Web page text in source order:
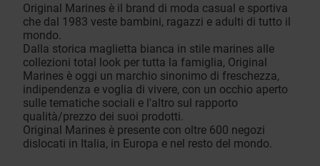
Original Marines è il brand di moda casual e sportiva
che dal 1983 veste bambini, ragazzi e adulti di tutto il
mondo.
Dalla storica maglietta bianca in stile marines alle
collezioni total look per tutta la famiglia, Original
Marines è oggi un marchio sinonimo di freschezza,
indipendenza e voglia di vivere, con un occhio aperto
sulle tematiche sociali e l'altro sul rapporto
qualità/prezzo dei suoi prodotti.
Original Marines è presente con oltre 600 negozi
dislocati in Italia, in Europa e nel resto del mondo.